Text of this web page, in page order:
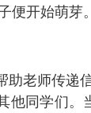
便开始萌芽。
老师传递
他同学们